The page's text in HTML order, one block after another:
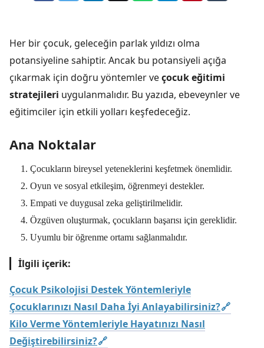
Her bir çocuk, geleceğin parlak yıldızı olma
potansiyeline sahiptir. Ancak bu potansiyeli açığa
çıkarmak için doğru yöntemler veçocuk eğitimi
stratejileri uygulanmalıdır. Bu yazıda, ebeveynler ve
eğitimciler için etkili yolları keşfedeceğiz.
Ana Noktalar
Çocukların bireysel yeteneklerini keşfetmek önemlidir.
Oyun ve sosyal etkileşim, öğrenmeyi destekler.
Empati ve duygusal zeka geliştirilmelidir.
Özgüven oluşturmak, çocukların başarısı için gereklidir.
Uyumlu bir öğrenme ortamı sağlanmalıdır.
İlgili içerik:
Çocuk Psikolojisi Destek Yöntemleriyle
Çocuklarınızı Nasıl Daha İyi Anlayabilirsiniz?
Kilo Verme Yöntemleriyle Hayatınızı Nasıl
Değiştirebilirsiniz?